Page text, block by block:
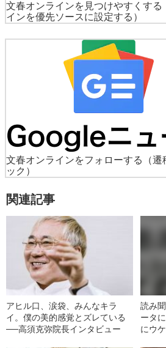
文春オンラインを見つけやすくする
インを優先ソースに設定する）
文春オンラインをフォローする
（
ック）
関連記事
アヒル口、涙袋、みんなキラ
イ。僕の美的感覚とズレている
──高須克弥院長インタビュー
読み
ータ
にウ